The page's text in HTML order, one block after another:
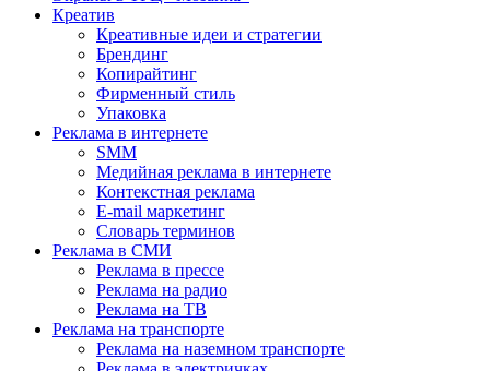
Креатив
Креативные идеи и стратегии
Брендинг
Копирайтинг
Фирменный стиль
Упаковка
Реклама в интернете
SMM
Медийная реклама в интернете
Контекстная реклама
E-mail маркетинг
Словарь терминов
Реклама в СМИ
Реклама в прессе
Реклама на радио
Реклама на ТВ
Реклама на транспорте
Реклама на наземном транспорте